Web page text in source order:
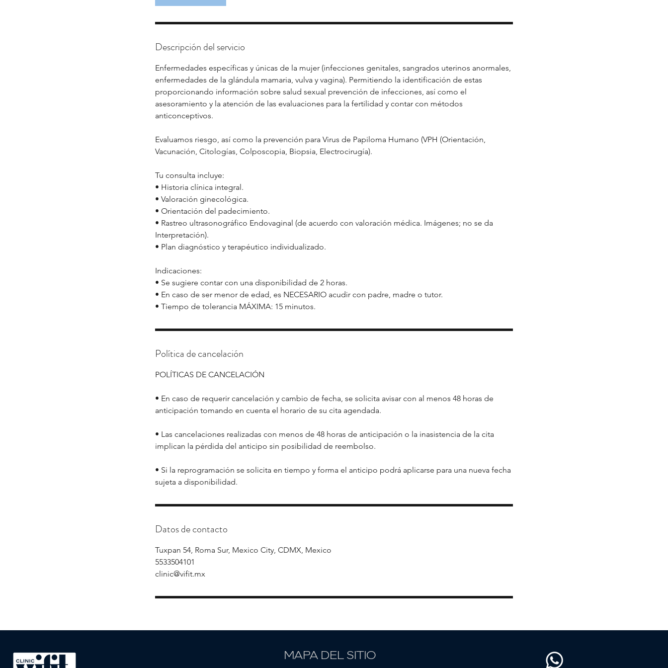
Descripción del servicio
Enfermedades específicas y únicas de la mujer (infecciones genitales, sangrados uterinos anormales,
enfermedades de la glándula mamaria, vulva y vagina). Permitiendo la identificación de estas
proporcionando información sobre salud sexual prevención de infecciones, así como el
asesoramiento y la atención de las evaluaciones para la fertilidad y contar con métodos
anticonceptivos.
Evaluamos riesgo, así como la prevención para Virus de Papiloma Humano (VPH (Orientación,
Vacunación, Citologías, Colposcopia, Biopsia, Electrocirugía).
Tu consulta incluye:
• Historia clínica integral.
• Valoración ginecológica.
• Orientación del padecimiento.
• Rastreo ultrasonográfico Endovaginal (de acuerdo con valoración médica. Imágenes; no se da
Interpretación).
• Plan diagnóstico y terapéutico individualizado.
Indicaciones:
• Se sugiere contar con una disponibilidad de 2 horas.
• En caso de ser menor de edad, es NECESARIO acudir con padre, madre o tutor.
• Tiempo de tolerancia MÁXIMA: 15 minutos.
Política de cancelación
POLÍTICAS DE CANCELACIÓN
• En caso de requerir cancelación y cambio de fecha, se solicita avisar con al menos 48 horas de
anticipación tomando en cuenta el horario de su cita agendada.
• Las cancelaciones realizadas con menos de 48 horas de anticipación o la inasistencia de la cita
implican la pérdida del anticipo sin posibilidad de reembolso.
• Si la reprogramación se solicita en tiempo y forma el anticipo podrá aplicarse para una nueva fecha
Datos de contacto
Tuxpan 54, Roma Sur, Mexico City, CDMX, Mexico
5533504101
clinic@vifit.mx
MAPA DEL SITIO